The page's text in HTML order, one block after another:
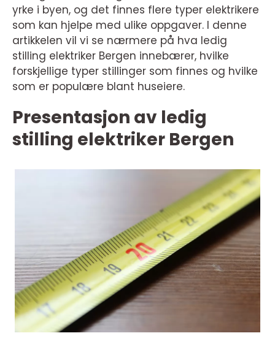
yrke i byen, og det finnes flere typer elektrikere
som kan hjelpe med ulike oppgaver. I denne
artikkelen vil vi se nærmere på hva ledig
stilling elektriker Bergen innebærer, hvilke
forskjellige typer stillinger som finnes og hvilke
som er populære blant huseiere.
Presentasjon av ledig
stilling elektriker Bergen